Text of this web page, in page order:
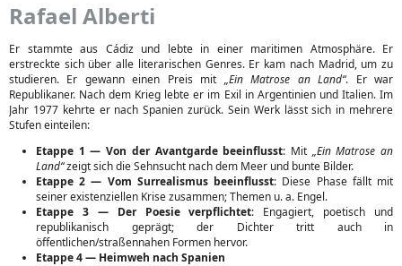
Rafael Alberti
Er stammte aus Cádiz und lebte in einer maritimen Atmosphäre. Er
erstreckte sich über alle literarischen Genres. Er kam nach Madrid, um zu
studieren. Er gewann einen Preis mit „Ein Matrose an Land“. Er war
Republikaner. Nach dem Krieg lebte er im Exil in Argentinien und Italien. Im
Jahr 1977 kehrte er nach Spanien zurück. Sein Werk lässt sich in mehrere
Stufen einteilen:
Etappe 1 — Von der Avantgarde beeinflusst: Mit „Ein Matrose an
Land“zeigt sich die Sehnsucht nach dem Meer und bunte Bilder.
Etappe 2 — Vom Surrealismus beeinflusst: Diese Phase fällt mit
seiner existenziellen Krise zusammen; Themen u. a. Engel.
Etappe 3 — Der Poesie verpflichtet: Engagiert, poetisch und
republikanisch geprägt; der Dichter tritt auch in
öffentlichen/straßennahen Formen hervor.
Etappe 4 — Heimweh nach Spanien